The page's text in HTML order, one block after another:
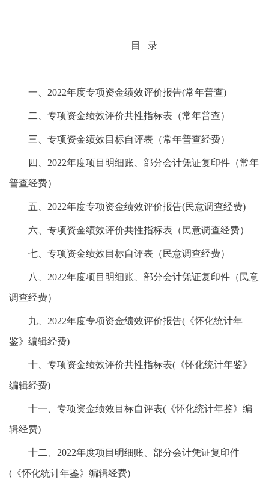
目 录
一、2022年度专项资金绩效评价报告(常年普查)
二、专项资金绩效评价共性指标表（常年普查）
三、专项资金绩效目标自评表（常年普查经费）
四、2022年度项目明细账、部分会计凭证复印件（常年
普查经费）
五、2022年度专项资金绩效评价报告(民意调查经费)
六、专项资金绩效评价共性指标表（民意调查经费）
七、专项资金绩效目标自评表（民意调查经费）
八、2022年度项目明细账、部分会计凭证复印件（民意
调查经费）
九、2022年度专项资金绩效评价报告(《怀化统计年
鉴》编辑经费)
十、专项资金绩效评价共性指标表(《怀化统计年鉴》
编辑经费)
十一、专项资金绩效目标自评表(《怀化统计年鉴》编
辑经费)
十二、2022年度项目明细账、部分会计凭证复印件
(《怀化统计年鉴》编辑经费)